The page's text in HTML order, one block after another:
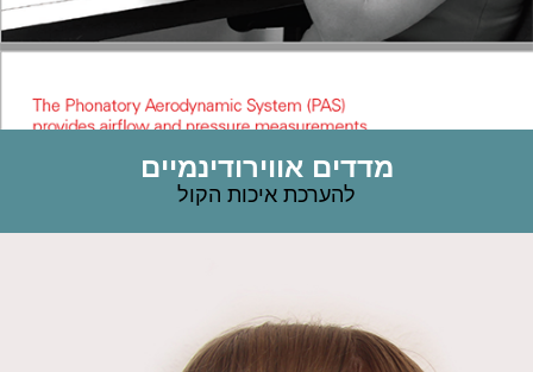
מדדים אווירודינמיים
להערכת איכות הקול